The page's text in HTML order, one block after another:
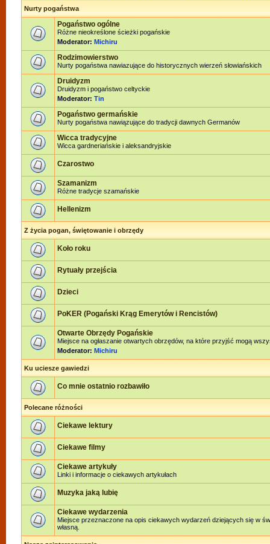
Nurty pogaństwa
Pogaństwo ogólne
Różne nieokreślone ścieżki pogańskie
Moderator: Michiru
Rodzimowierstwo
Nurty pogaństwa nawiazujące do historycznych wierzeń słowiańskich
Druidyzm
Druidyzm i pogaństwo celtyckie
Moderator: Tin
Pogaństwo germańskie
Nurty pogaństwa nawiązujące do tradycji dawnych Germanów
Wicca tradycyjne
Wicca gardneriańskie i aleksandryjskie
Czarostwo
Szamanizm
Różne tradycje szamańskie
Hellenizm
Z życia pogan, świętowanie i obrzędy
Koło roku
Rytuały przejścia
Dzieci
PoKER (Pogański Krąg Emerytów i Rencistów)
Otwarte Obrzędy Pogańskie
Miejsce na ogłaszanie otwartych obrzędów, na które przyjść mogą
Moderator: Michiru
Ku uciesze gawiedzi
Co mnie ostatnio rozbawiło
Polecane różności
Ciekawe lektury
Ciekawe filmy
Ciekawe artykuły
Linki i informacje o ciekawych artykułach
Muzyka jaką lubię
Ciekawe wydarzenia
Miejsce przeznaczone na opis ciekawych wydarzeń dziejących się w
własną.